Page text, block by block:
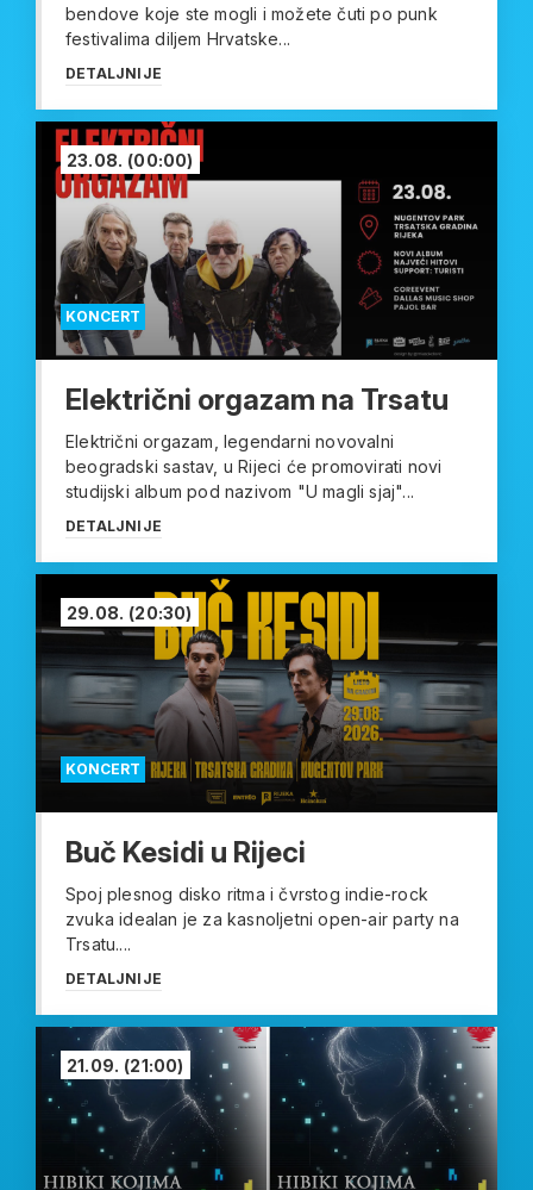
bendove koje ste mogli i možete čuti po punk
festivalima diljem Hrvatske...
DETALJNIJE
KONCERT
23.08. (00:00)
Električni orgazam na Trsatu
Električni orgazam, legendarni novovalni
beogradski sastav, u Rijeci će promovirati novi
studijski album pod nazivom "U magli sjaj"...
DETALJNIJE
KONCERT
29.08. (20:30)
Buč Kesidi u Rijeci
Spoj plesnog disko ritma i čvrstog indie-rock
zvuka idealan je za kasnoljetni open-air party na
Trsatu....
DETALJNIJE
21.09. (21:00)